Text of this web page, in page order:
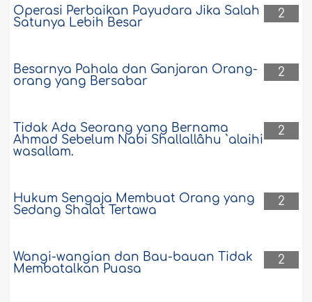
2
Operasi Perbaikan Payudara Jika Salah
Satunya Lebih Besar
2
Besarnya Pahala dan Ganjaran Orang-
orang yang Bersabar
2
Tidak Ada Seorang yang Bernama
Ahmad Sebelum Nabi Shallallâhu `alaihi
wasallam.
2
Hukum Sengaja Membuat Orang yang
Sedang Shalat Tertawa
2
Wangi-wangian dan Bau-bauan Tidak
Membatalkan Puasa